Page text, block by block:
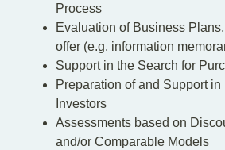
Process
Evaluation of Business
offer (e.g. information
Support in the Search for
Preparation of and Support
Investors
Assessments based on
and/or Comparable Models